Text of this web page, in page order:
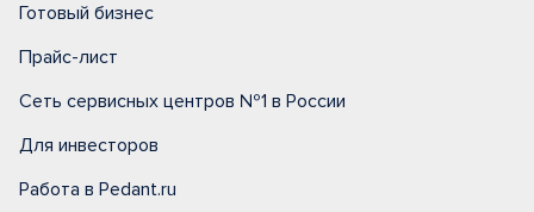
Готовый бизнес
Прайс-лист
Сеть сервисных центров №1 в России
Для инвесторов
Работа в Pedant.ru